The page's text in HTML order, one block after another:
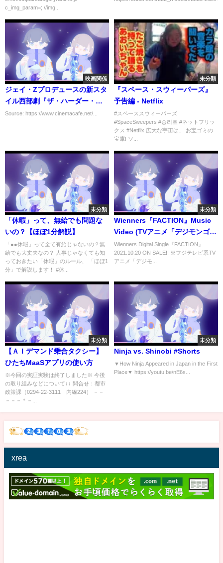
c_img_param=; //img...
映画関係
ジェイ・Zプロデュースの新スタ
イル西部劇『ザ・ハーダー・ゼ
イ・フォール：報復の荒野』予
Source: https://www.cinemacafe.net/...
未分類
『スペース・スウィーパーズ』
予告編 - Netflix
#スペーススウィーパーズ
#SpaceSweepers #승리호 #ネットフリッ
クス #Netflix 広大な宇宙は、 お宝ゴミの
宝庫! ソ...
未分類
「休暇」って、無給でも問題な
いの？【ほぼ1分解説】
「●●休暇」って全て有給じゃないの？無
給でも大丈夫なの？ 人事じゃなくても知
っておきたい「休暇」のルール、 「ほぼ1
分」で解説します！ #休...
未分類
Wienners『FACTION』Music
Video (TVアニメ「デジモンゴー
ストゲーム」OP主題歌)
Wienners Digital Single『FACTION』
2021.10.20 ON SALE!! ※フジテレビ系TV
アニメ「デジモ...
未分類
【ＡＩデマンド乗合タクシー】
ひたちMaaSアプリの使い方
※今回の実証実験は終了しました※ 今後
の取り組みなどについて↓↓ 問合せ：都市
政策課（0294-22-3111 内線224） －－
－－－＊－...
未分類
Ninja vs. Shinobi #Shorts
▼How Ninja Appeared in Japan in the First
Place▼ https://youtu.be/nE6s...
xrea